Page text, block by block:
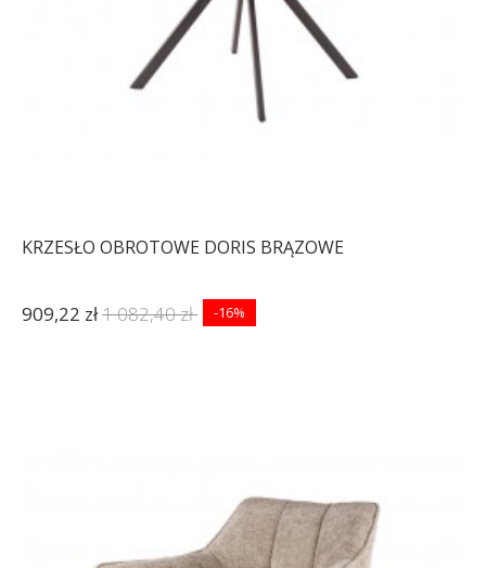
KRZESŁO OBROTOWE DORIS BRĄZOWE
909,22 zł1 082,40 zł -16%